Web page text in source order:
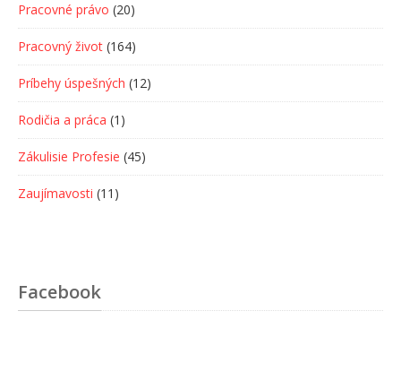
Pracovné právo (20)
Pracovný život (164)
Príbehy úspešných (12)
Rodičia a práca (1)
Zákulisie Profesie (45)
Zaujímavosti (11)
Facebook